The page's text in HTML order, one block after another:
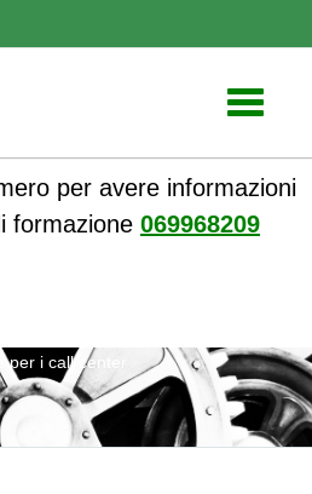
Toggle
per avere informazioni
formazione 069968209
per i call center